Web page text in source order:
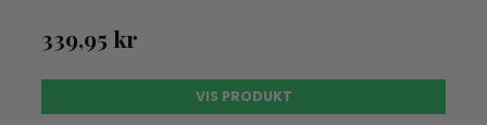
339,95 kr
VIS PRODUKT